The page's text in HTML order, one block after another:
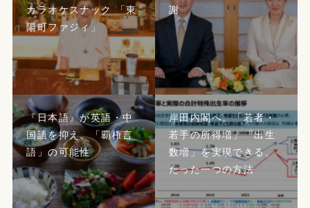
カラオケスナック 「東
陽町ファジィ」
謝
『日本語』が英語・中
国語を抑え、「覇権言
語」の可能性
岸田内閣へ。「若者・
若手の所得増」「出生
数増」を実現できる、
たった一つの方法